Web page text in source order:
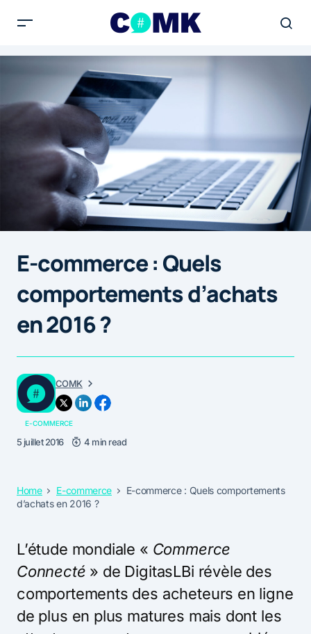
E-commerce : Quels
comportements d’achats
en 2016 ?
COMK
E-COMMERCE
5 juillet 2016 4 min read
Home E-commerce
E-commerce : Quels comportements
d’achats en 2016 ?
L’étude mondiale « Commerce
Connecté » de DigitasLBi révèle des
comportements des acheteurs en ligne
de plus en plus matures mais dont les